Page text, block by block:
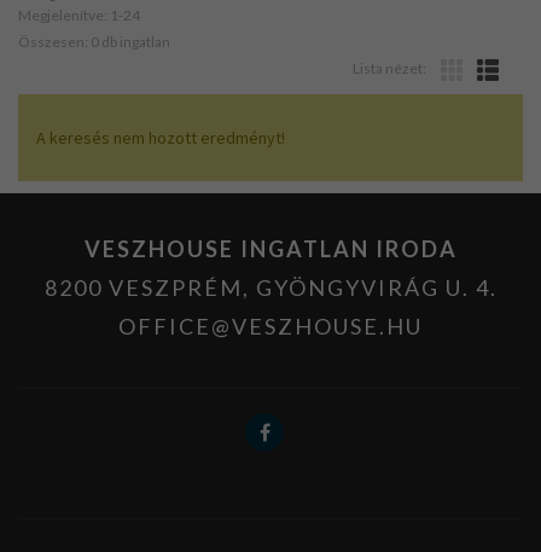
Megjelenítve: 1-24
Összesen: 0 db ingatlan
Lista nézet:
A keresés nem hozott eredményt!
VESZHOUSE INGATLAN IRODA
8200 VESZPRÉM, GYÖNGYVIRÁG U. 4.
OFFICE@VESZHOUSE.HU